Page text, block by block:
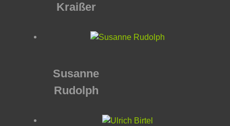
Kraißer
Susanne
Rudolph